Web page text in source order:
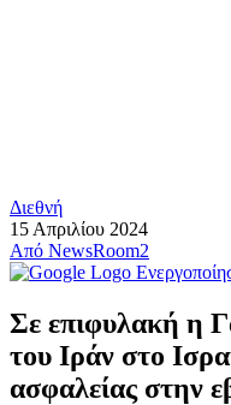
Διεθνή
15 Απριλίου 2024
Από NewsRoom2
Σε επιφυλακή η
του Ιράν στο
ασφαλείας στην